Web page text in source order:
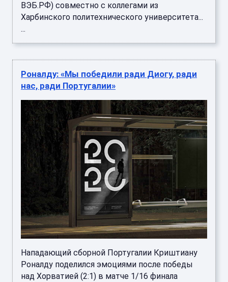
ВЭБ.РФ) совместно с коллегами из
Харбинского политехнического университета...
...
Роналду: «Мы победили ради Диогу, ради
нас, ради Португалии»
Нападающий сборной Португалии Криштиану
Роналду поделился эмоциями после победы
над Хорватией (2:1) в матче 1/16 финала